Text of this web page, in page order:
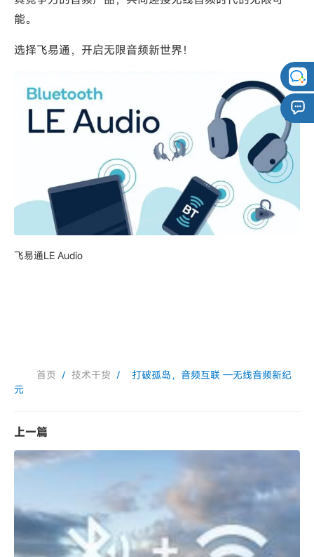
能。
选择飞易通，开启无限音频新世界！
飞易通LE Audio
首页 / 技术干货 /
打破孤岛，音频互联 —无线音频新纪
元
上一篇